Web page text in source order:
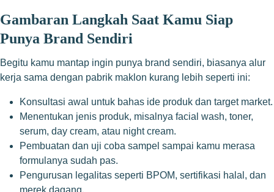
Gambaran Langkah Saat Kamu Siap
Punya Brand Sendiri
Begitu kamu mantap ingin punya brand sendiri, biasanya alur
kerja sama dengan pabrik maklon kurang lebih seperti ini:
Konsultasi awal untuk bahas ide produk dan target market.
Menentukan jenis produk, misalnya facial wash, toner,
serum, day cream, atau night cream.
Pembuatan dan uji coba sampel sampai kamu merasa
formulanya sudah pas.
Pengurusan legalitas seperti BPOM, sertifikasi halal, dan
merek dagang.